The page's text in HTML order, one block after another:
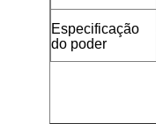
Especificação
do poder